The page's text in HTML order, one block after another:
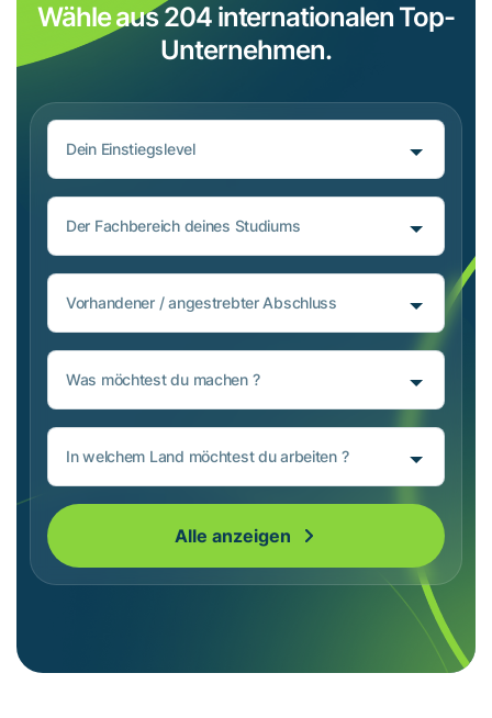
Wähle aus 204 internationalen Top-
Unternehmen.
Dein Einstiegslevel
Was möchtest du machen ?
Der Fachbereich deines Studiums
In welchem Land möchtest du arbeiten ?
Vorhandener / angestrebter Abschluss
Alle anzeigen